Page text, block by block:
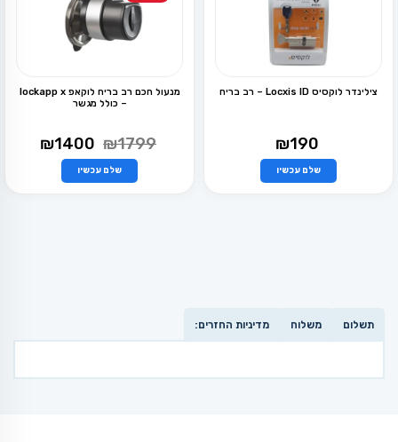
צילינדר לוקסיס Locxis ID – רב בריח
₪190
שלם עכשיו
למוצר
המוצר
מנעול חכם רב בריח לוקאפ lockapp x
– כולל מגשר
₪1799
המחיר
היה:
₪1799.
₪1400
שלם עכשיו
למוצר
תשלום משלוח מדיניות החזרים: